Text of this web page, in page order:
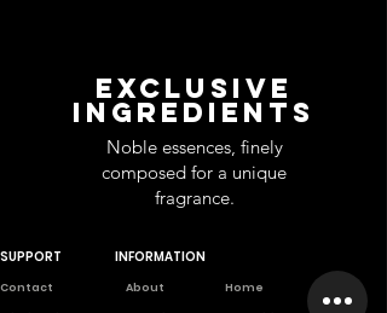
EXCLUSIVE
INGREDIENTS
Noble essences, finely
composed for a unique
fragrance.
SUPPORT INFORMATION
Contact About Home